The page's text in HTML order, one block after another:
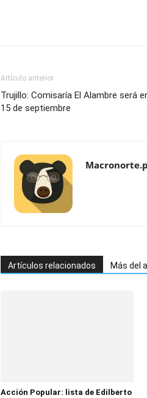
Artículo anterior
Trujillo: Comisaría El Alambre será
15 de septiembre
Artículos relacionados Más del
Acción Popular: lista de Edilberto